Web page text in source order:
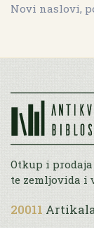
Novi naslovi,
Otkup i
te zemljovida i
20011